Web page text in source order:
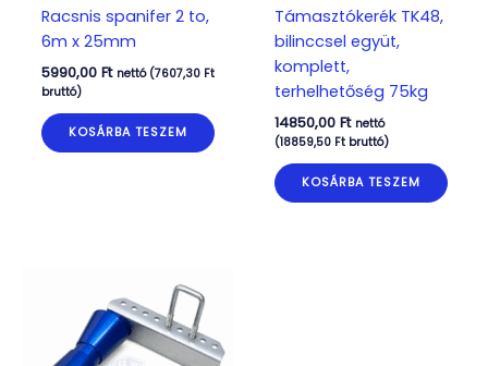
Racsnis spanifer 2 to,
6m x 25mm
5990,00 Ft nettó (7607,30 Ft
bruttó)
KOSÁRBA TESZEM
Támasztókerék TK48,
bilinccsel együt,
komplett,
terhelhetőség 75kg
14850,00 Ft nettó
(18859,50 Ftbruttó)
KOSÁRBA TESZEM